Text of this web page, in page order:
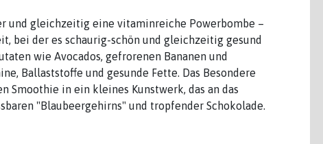
und gleichzeitig eine vitaminreiche Powerbombe –
bei der es schaurig-schön und gleichzeitig gesund
wie Avocados, gefrorenen Bananen und
Ballaststoffe und gesunde Fette. Das Besondere
Smoothie in ein kleines Kunstwerk, das an das
"Blaubeergehirns" und tropfender Schokolade.